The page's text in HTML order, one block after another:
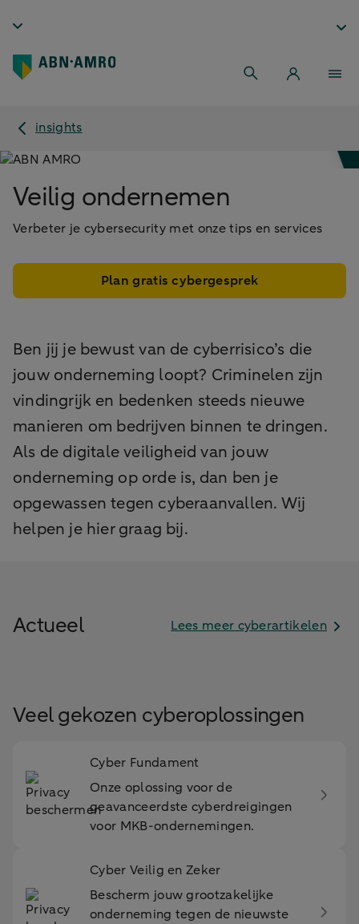
insights
Veilig ondernemen
Verbeter je cybersecurity met onze tips en services
Plan gratis cybergesprek
Ben jij je bewust van de cyberrisico’s die
jouw onderneming loopt? Criminelen zijn
vindingrijk en bedenken steeds nieuwe
manieren om bedrijven binnen te dringen.
Als de digitale veiligheid van jouw
onderneming op orde is, dan ben je
opgewassen tegen cyberaanvallen. Wij
helpen je hier graag bij.
Actueel Lees meer cyberartikelen
Veel gekozen cyberoplossingen
Cyber Fundament
Onze oplossing voor de
geavanceerdste cyberdreigingen
voor MKB-ondernemingen.
Cyber Veilig en Zeker
Bescherm jouw grootzakelijke
onderneming tegen de nieuwste